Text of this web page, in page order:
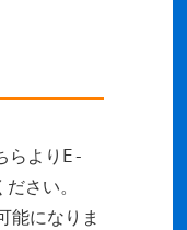
らよりE-
さい。
能になりま